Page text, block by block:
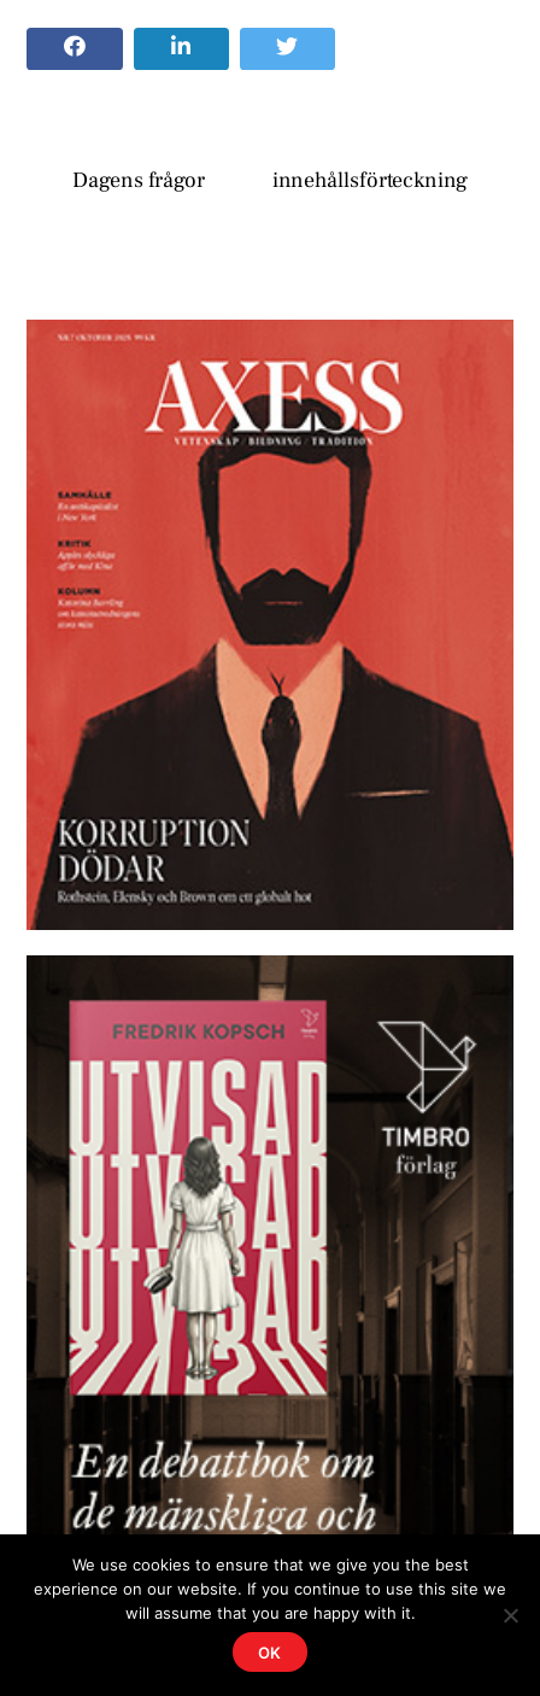
Dagens frågor innehållsförteckning
We use cookies to ensure that we give you the best
experience on our website. If you continue to use this site we
will assume that you are happy with it.
OK